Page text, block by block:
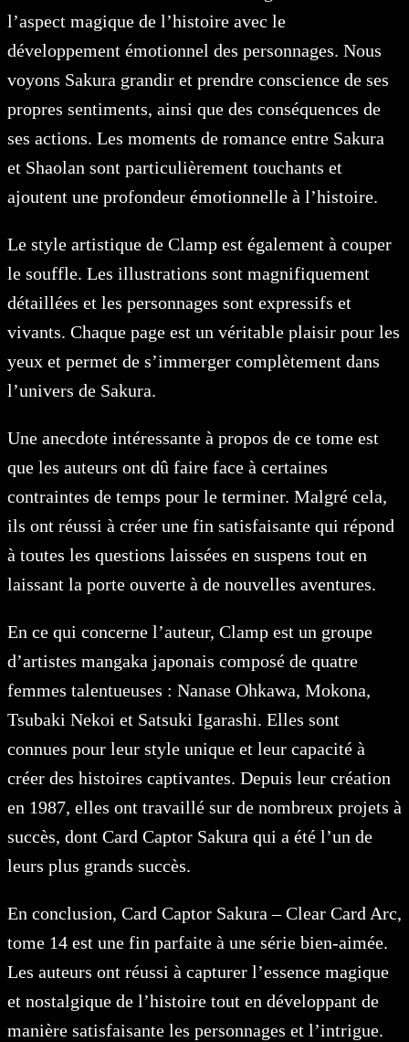
l’aspect magique de l’histoire avec le
développement émotionnel des personnages. Nous
voyons Sakura grandir et prendre conscience de ses
propres sentiments, ainsi que des conséquences de
ses actions. Les moments de romance entre Sakura
et Shaolan sont particulièrement touchants et
ajoutent une profondeur émotionnelle à l’histoire.
Le style artistique de Clamp est également à couper
le souffle. Les illustrations sont magnifiquement
détaillées et les personnages sont expressifs et
vivants. Chaque page est un véritable plaisir pour les
yeux et permet de s’immerger complètement dans
l’univers de Sakura.
Une anecdote intéressante à propos de ce tome est
que les auteurs ont dû faire face à certaines
contraintes de temps pour le terminer. Malgré cela,
ils ont réussi à créer une fin satisfaisante qui répond
à toutes les questions laissées en suspens tout en
laissant la porte ouverte à de nouvelles aventures.
En ce qui concerne l’auteur, Clamp est un groupe
d’artistes mangaka japonais composé de quatre
femmes talentueuses : Nanase Ohkawa, Mokona,
Tsubaki Nekoi et Satsuki Igarashi. Elles sont
connues pour leur style unique et leur capacité à
créer des histoires captivantes. Depuis leur création
en 1987, elles ont travaillé sur de nombreux projets à
succès, dont Card Captor Sakura qui a été l’un de
leurs plus grands succès.
En conclusion, Card Captor Sakura – Clear Card Arc,
tome 14 est une fin parfaite à une série bien-aimée.
Les auteurs ont réussi à capturer l’essence magique
et nostalgique de l’histoire tout en développant de
manière satisfaisante les personnages et l’intrigue.